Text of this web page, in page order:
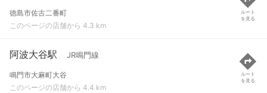
徳島市佐古二番町
このページの店舗から 4.3 km
ルート
を見る
阿波大谷駅 JR鳴門線
鳴門市大麻町大谷
このページの店舗から 4.4 km
ルート
を見る